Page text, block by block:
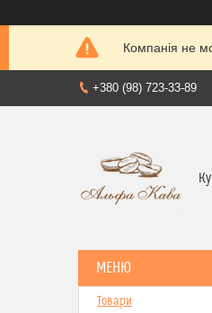
Компанія не
+380 (98) 723-33-89
Товари